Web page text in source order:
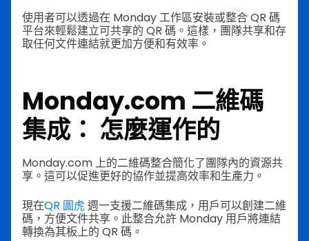
使用者可以透過在 Monday 工作區安裝或整合 QR 碼
平台來輕鬆建立可共享的 QR 碼。這樣，團隊共享和存
取任何文件連結就更加方便和有效率。
Monday.com 二維碼
集成： 怎麼運作的
Monday.com 上的二維碼整合簡化了團隊內的資源共
享。這可以促進更好的協作並提高效率和生產力。
現在QR 圖虎週一支援二維碼集成，用戶可以創建二維
碼，方便文件共享。此整合允許 Monday 用戶將連結
轉換為其板上的 QR 碼。